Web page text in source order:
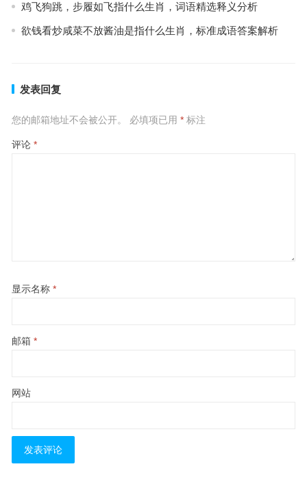
鸡飞狗跳，步履如飞指什么生肖，词语精选释义分析
欲钱看炒咸菜不放酱油是指什么生肖，标准成语答案解析
发表回复
您的邮箱地址不会被公开。 必填项已用 *标注
评论 *
显示名称 *
邮箱 *
网站